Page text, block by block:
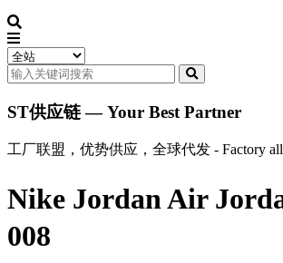
ST供应链 — Your Best Partner
工厂联盟，优势供应，全球代发 - Factory
Nike Jordan Air
008